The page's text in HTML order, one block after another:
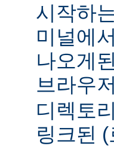
시작하
미널에
나오게
브라우
디렉토
링크된